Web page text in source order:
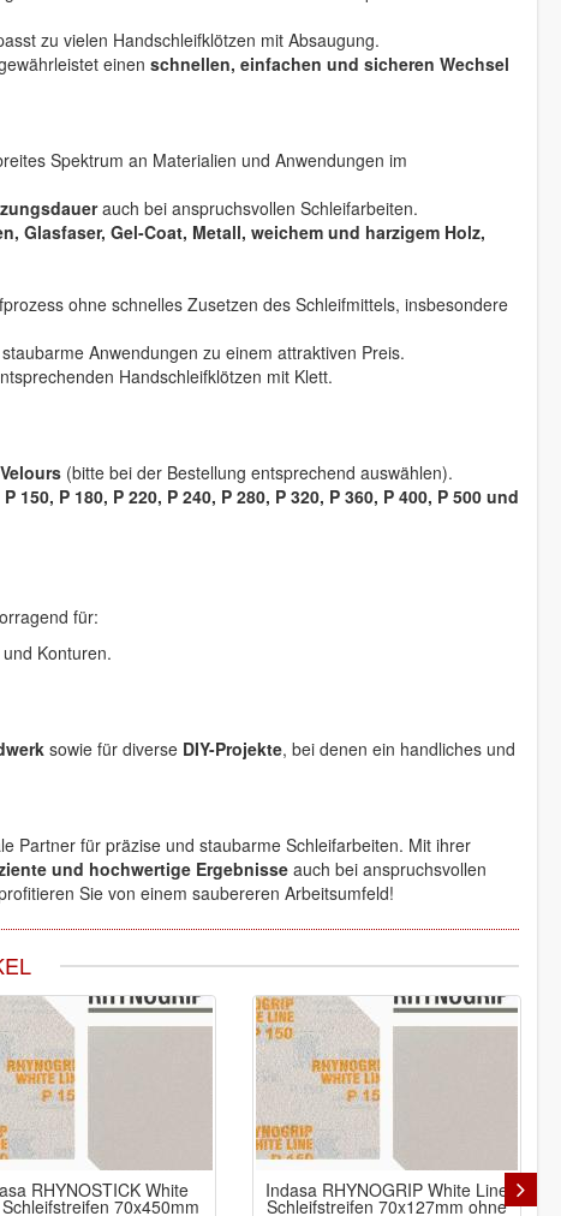
zu vielen Handschleifklötzen mit Absaugung.
einen schnellen, einfachen und sicheren Wechsel
Spektrum an Materialien und Anwendungen im
auch bei anspruchsvollen Schleifarbeiten.
Glasfaser, Gel-Coat, Metall, weichem und harzigem Holz,
ohne schnelles Zusetzen des Schleifmittels, insbesondere
Anwendungen zu einem attraktiven Preis.
Handschleifklötzen mit Klett.
(bitte bei der Bestellung entsprechend auswählen).
150, P 180, P 220, P 240, P 280, P 320, P 360, P 400, P 500 und
für:
Konturen.
sowie für diverse DIY-Projekte, bei denen ein handliches und
Partner für präzise und staubarme Schleifarbeiten. Mit ihrer
und hochwertige Ergebnisse auch bei anspruchsvollen
Sie von einem saubereren Arbeitsumfeld!
RHYNOSTICK White
70x450mm
Indasa RHYNOGRIP White Line
Schleifstreifen 70x127mm ohne